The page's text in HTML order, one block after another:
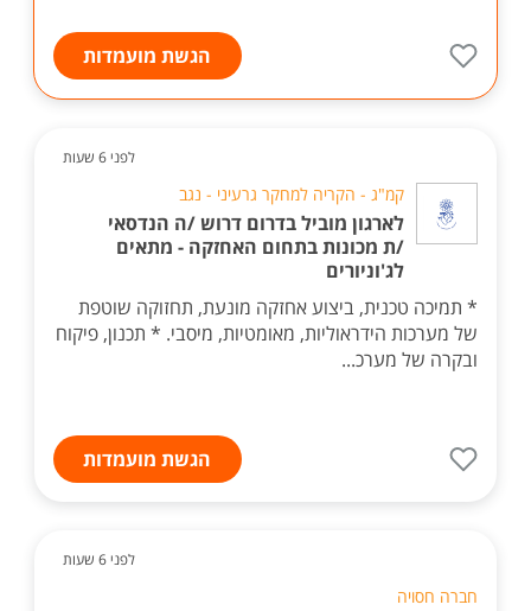
הגשת מועמדות
לפני 6 שעות
קמ"ג - הקריה למחקר גרעיני - נגב
לארגון מוביל בדרום דרוש /ה הנדסאי
/ת מכונות בתחום האחזקה - מתאים
לג'וניורים
* תמיכה טכנית, ביצוע אחזקה מונעת, תחזוקה שוטפת
של מערכות הידראוליות, מאומטיות, מיסבי. * תכנון, פיקוח
ובקרה של מערכ...
הגשת מועמדות
לפני 6 שעות
חברה חסויה